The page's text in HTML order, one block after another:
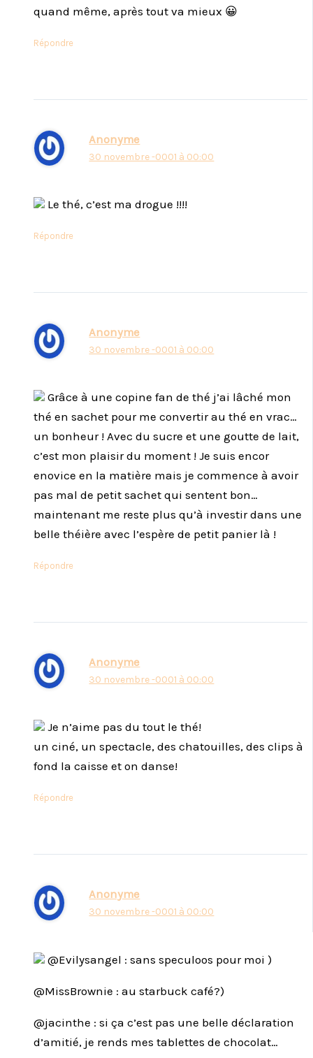
quand même, après tout va mieux 😀
Répondre
Anonyme
30 novembre -0001 à 00:00
Le thé, c’est ma drogue !!!!
Répondre
Anonyme
30 novembre -0001 à 00:00
Grâce à une copine fan de thé j’ai lâché mon
thé en sachet pour me convertir au thé en vrac…
un bonheur ! Avec du sucre et une goutte de lait,
c’est mon plaisir du moment ! Je suis encor
enovice en la matière mais je commence à avoir
pas mal de petit sachet qui sentent bon…
maintenant me reste plus qu’à investir dans une
belle théière avec l’espère de petit panier là !
Répondre
Anonyme
30 novembre -0001 à 00:00
Je n’aime pas du tout le thé!
un ciné, un spectacle, des chatouilles, des clips à
fond la caisse et on danse!
Répondre
Anonyme
30 novembre -0001 à 00:00
@Evilysangel : sans speculoos pour moi )
@MissBrownie : au starbuck café?)
@jacinthe : si ça c’est pas une belle déclaration
d’amitié, je rends mes tablettes de chocolat…